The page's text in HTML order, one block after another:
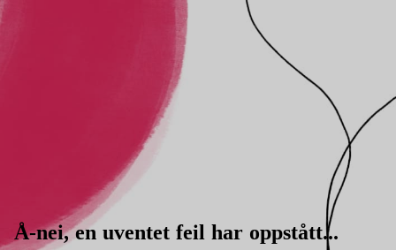
Å-nei, en uventet feil har oppstått...